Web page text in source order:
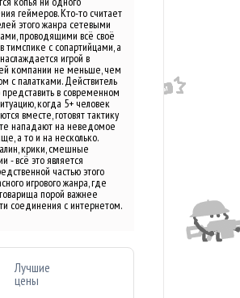
геймеров. Кто-то считает
этого жанра сетевыми
проводящими всё своё
тимспике с сопартийцами, а
игрой в
компании не меньше, чем
с палатками. Действитель
представить в современном
когда 5+ человек
вместе, готовят тактику
нападают на неведомое
а то и на несколько.
крики, смешные
- всё это является
частью этого
игрового жанра, где
порой важнее
соединения с интернетом.
Лучшие
цены